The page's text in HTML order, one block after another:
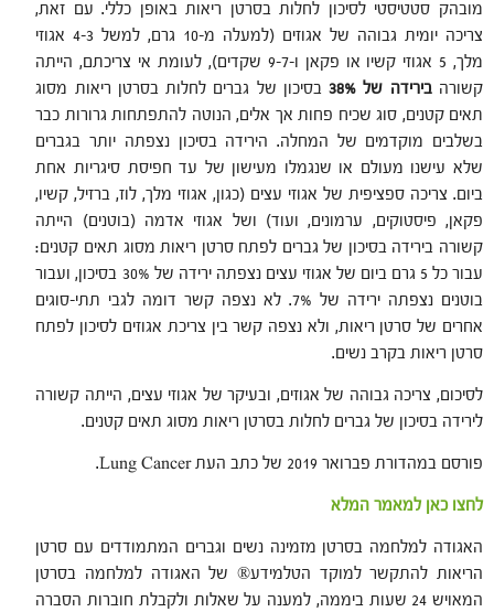
מובהק סטטיסטי לסיכון לחלות בסרטן ריאות באופן כללי. עם זאת,
צריכה יומית גבוהה של אגוזים (למעלה מ-10 גרם, למשל 4-3 אגוזי
מלך, 5 אגוזי קשיו או פקאן ו-9-7 שקדים), לעומת אי צריכתם, הייתה
קשורהבירידה של 38%
בסיכון של גברים לחלות בסרטן ריאות מסוג
תאים קטנים, סוג שכיח פחות אך אלים, הנוטה להתפתחות גרורות כבר
בשלבים מוקדמים של המחלה. הירידה בסיכון נצפתה יותר בגברים
שלא עישנו מעולם או שנגמלו מעישון של עד חפיסת סיגריות אחת
ביום. צריכה ספציפית של אגוזי עצים (כגון, אגוזי מלך, לוז, ברזיל, קשיו,
פקאן, פיסטוקים, ערמונים, ועוד) ושל אגוזי אדמה (בוטנים) הייתה
קשורה בירידה בסיכון של גברים לפתח סרטן ריאות מסוג תאים קטנים:
עבור כל 5 גרם ביום של אגוזי עצים נצפתה ירידה של 30% בסיכון, ועבור
בוטנים נצפתה ירידה של 7%. לא נצפה קשר דומה לגבי תתי-סוגים
אחרים של סרטן ריאות, ולא נצפה קשר בין צריכת אגוזים לסיכון לפתח
סרטן ריאות בקרב נשים.
לסיכום, צריכה גבוהה של אגוזים, ובעיקר של אגוזי עצים, הייתה קשורה
לירידה בסיכון של גברים לחלות בסרטן ריאות מסוג תאים קטנים.
פורסם במהדורת פברואר 2019 של כתב העת Lung Cancer.
לחצו כאן למאמר המלא
האגודה למלחמה בסרטן מזמינה נשים וגברים המתמודדים עם סרטן
הריאות להתקשר למוקד הטלמידע® של האגודה למלחמה בסרטן
המאויש 24 שעות ביממה, למענה על שאלות ולקבלת חוברות הסברה